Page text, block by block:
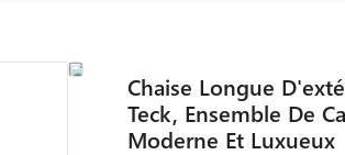
Chaise Longue
Teck, Ensemble De
Moderne Et Luxueux